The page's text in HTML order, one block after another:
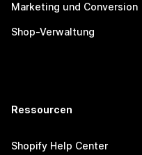
Marketing und Conversion
Shop-Verwaltung
Ressourcen
Shopify Help Center